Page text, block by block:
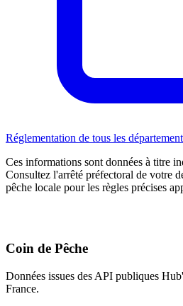
Réglementation de tous les
Ces informations sont données à titre
Consultez l'arrêté préfectoral de votre
pêche locale pour les règles précises
Coin de Pêche
Données issues des API publiques
France.